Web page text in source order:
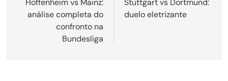
de
Post
Hoffenheim vs Mainz:
análise completa do
confronto na
Bundesliga
Stuttgart vs Dortmund:
duelo eletrizante